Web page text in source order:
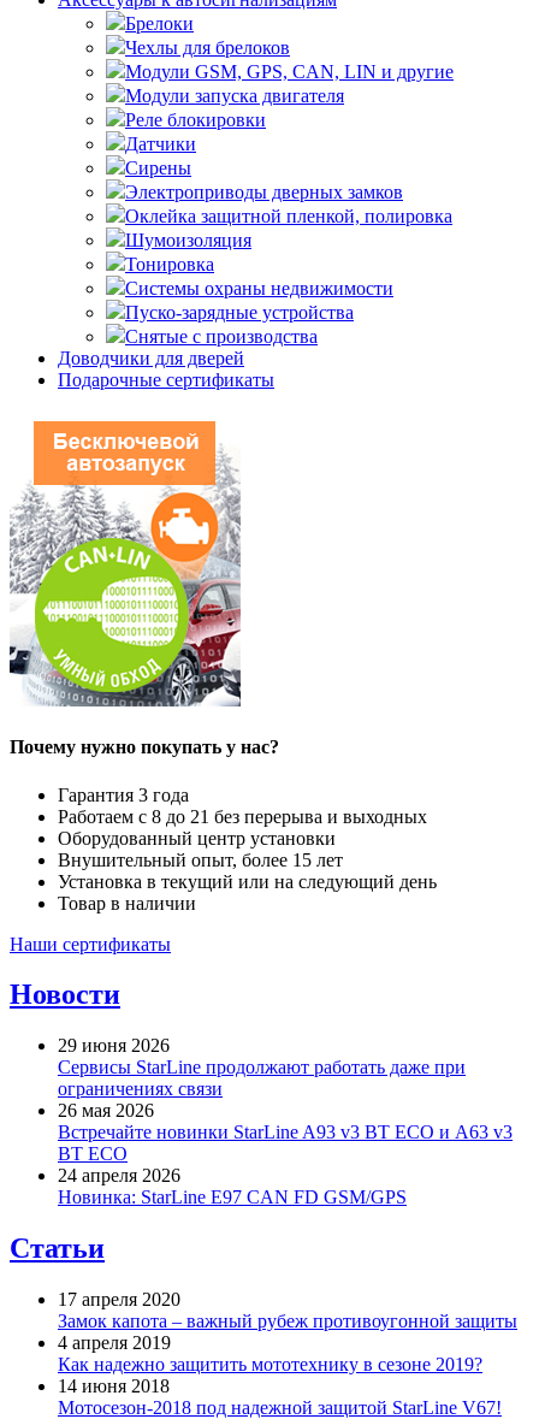
Брелоки
Чехлы для брелоков
Модули GSM, GPS, CAN, LIN и другие
Модули запуска двигателя
Реле блокировки
Датчики
Сирены
Электроприводы дверных замков
Оклейка защитной пленкой, полировка
Шумоизоляция
Тонировка
Системы охраны недвижимости
Пуско-зарядные устройства
Снятые с производства
Доводчики для дверей
Подарочные сертификаты
Почему нужно покупать у нас?
Гарантия 3 года
Работаем с 8 до 21 без перерыва и выходных
Оборудованный центр установки
Внушительный опыт, более 15 лет
Установка в текущий или на следующий день
Товар в наличии
Наши сертификаты
Новости
29 июня 2026
Сервисы StarLine продолжают работать даже при
ограничениях связи
26 мая 2026
Встречайте новинки StarLine A93 v3 BT ECO и A63 v3
BT ECO
24 апреля 2026
Новинка: StarLine E97 CAN FD GSM/GPS
Статьи
17 апреля 2020
Замок капота – важный рубеж противоугонной защиты
4 апреля 2019
Как надежно защитить мототехнику в сезоне 2019?
14 июня 2018
Мотосезон-2018 под надежной защитой StarLine V67!